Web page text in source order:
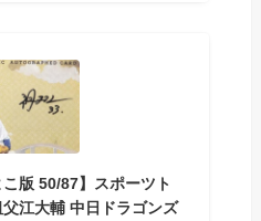
こ版 50/87】スポーツト
江大輔 中日ドラゴンズ